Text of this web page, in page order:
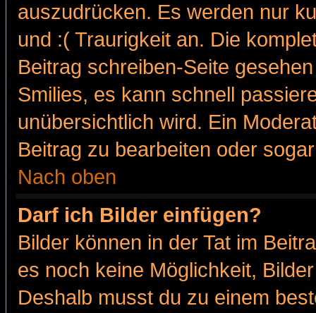
auszudrücken. Es werden nur
und :( Traurigkeit an. Die
Beitrag schreiben-Seite
Smilies, es kann schnell
unübersichtlich wird. Ein
Beitrag zu bearbeiten oder
Nach oben
Darf ich Bilder einfügen?
Bilder können in der Tat im
es noch keine Möglichkeit,
Deshalb musst du zu einem